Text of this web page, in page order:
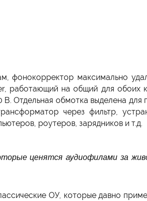
фонокорректор максимально
работающий на общий для обоих
Отдельная обмотка выделена для
через фильтр,
роутеров, зарядников и т.д.
ценятся аудиофилами за
ОУ, которые давно